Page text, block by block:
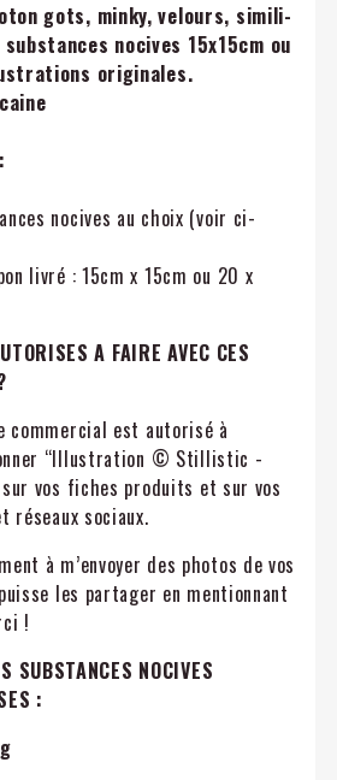
gots, minky, velours, simili-
nocives 15x15cm ou
originales.
nocives au choix (voir ci-
livré : 15cm x 15cm ou 20 x
A FAIRE AVEC CES
commercial est autorisé à
“Illustration © Stillistic -
vos fiches produits et sur vos
réseaux sociaux.
à m’envoyer des photos de vos
les partager en mentionnant
!
SUBSTANCES NOCIVES
: